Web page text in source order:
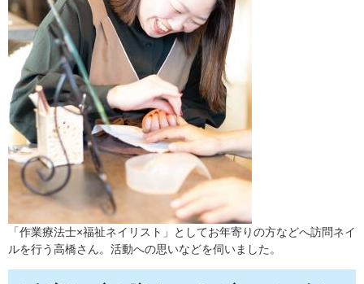
「作業療法士×福祉ネイリスト」としてお年寄りの方などへ訪問ネイ
ルを行う高橋さん。活動への思いなどを伺いました。